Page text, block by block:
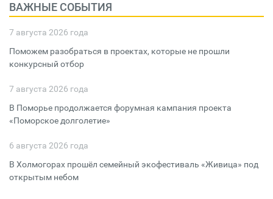
ВАЖНЫЕ СОБЫТИЯ
7 августа 2026 года
Поможем разобраться в проектах, которые не прошли
конкурсный отбор
7 августа 2026 года
В Поморье продолжается форумная кампания проекта
«Поморское долголетие»
6 августа 2026 года
В Холмогорах прошёл семейный экофестиваль «Живица» под
открытым небом